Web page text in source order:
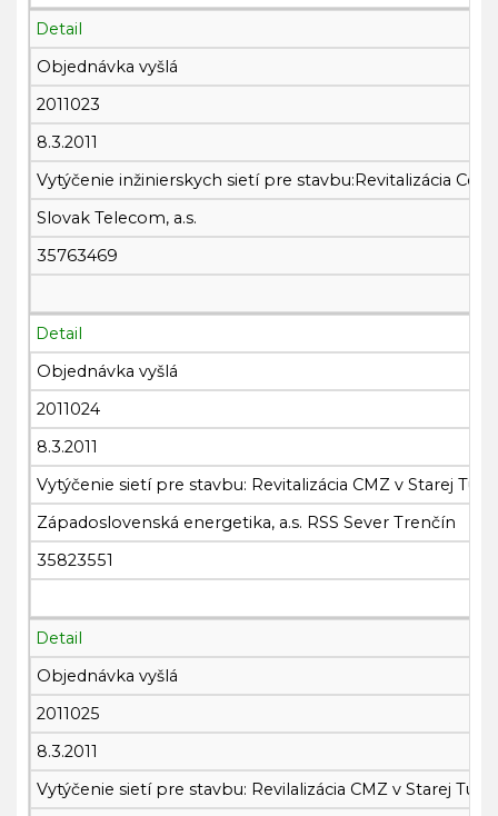
Detail
Objednávka vyšlá
2011023
8.3.2011
Vytýčenie inžinierskych sietí pre stavbu:Revitalizácia
Slovak Telecom, a.s.
35763469
Detail
Objednávka vyšlá
2011024
8.3.2011
Vytýčenie sietí pre stavbu: Revitalizácia CMZ v Starej Turej
Západoslovenská energetika, a.s. RSS Sever Trenčín
35823551
Detail
Objednávka vyšlá
2011025
8.3.2011
Vytýčenie sietí pre stavbu: Revilalizácia CMZ v Starej Turej